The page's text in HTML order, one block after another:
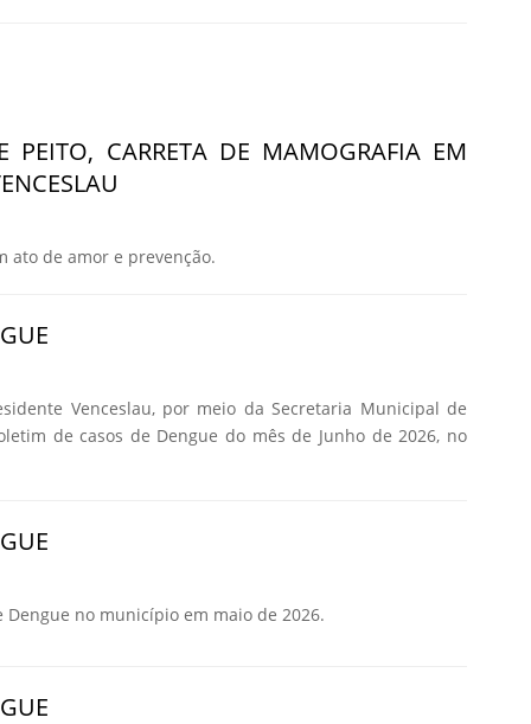
PEITO, CARRETA DE MAMOGRAFIA EM
ato de amor e prevenção.
Venceslau, por meio da Secretaria Municipal de
de casos de Dengue do mês de Junho de 2026, no
Dengue no município em maio de 2026.